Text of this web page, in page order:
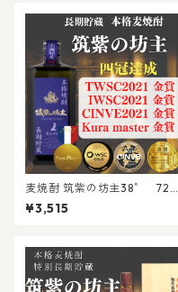
麦焼酎 筑紫の坊主38゜ 720
ml｜贈り物 贈答 プレゼント
還暦 お歳暮 祝事 晩酌 長期貯
¥3,515